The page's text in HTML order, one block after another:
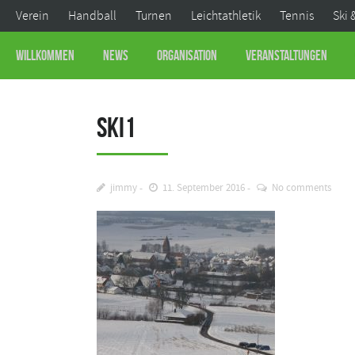
Verein Handball Turnen Leichtathletik Tennis Ski
Willkommen News Organisation Veranstaltungen
ski1
jimmy 11. September 2016 No comments